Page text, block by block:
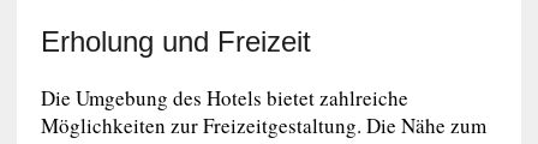
Erholung und Freizeit
Die Umgebung des Hotels bietet zahlreiche
Möglichkeiten zur Freizeitgestaltung. Die Nähe zum